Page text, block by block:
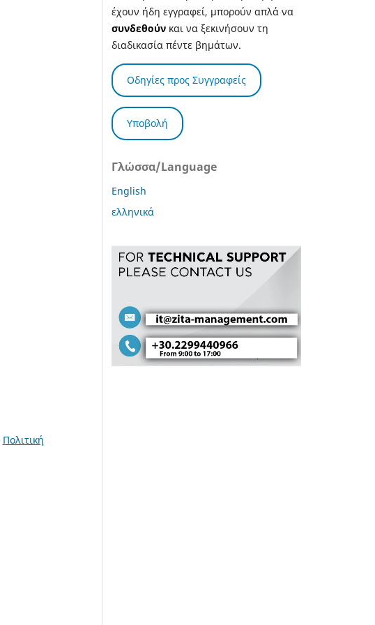
Πολιτική
έχουν ήδη εγγραφεί, μπορούν απλά να
συνδεθούν και να ξεκινήσουν τη
διαδικασία πέντε βημάτων.
Οδηγίες προς Συγγραφείς
Υποβολή
Γλώσσα/Language
English
ελληνικά